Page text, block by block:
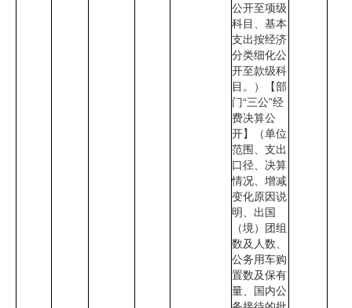
公开至项级
科目、基本
支出按经济
分类细化公
开至款级科
目。）【部
门“三公”经
费决算公
开】（单位
范围、支出
口径、决算
情况、增减
变化原因说
明、出国
（境）团组
数及人数、
公务用车购
置数及保有
量、国内公